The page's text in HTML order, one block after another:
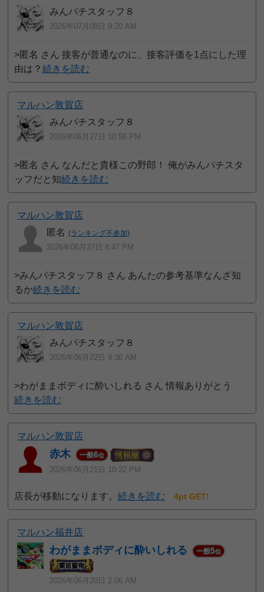
みんパチスタッフ８
2026年07月08日 9:20 AM
>匿名 さん 接客が普通なのに、接客評価を1点にした理
由は？続きを読む
マルハン敦賀店
みんパチスタッフ８
2026年06月27日 10:56 PM
>匿名 さん なんだと貴様この野郎！ 俺がみんパチスタ
ッフだと知続きを読む
マルハン敦賀店
匿名 (ランキング不参加)
2026年06月27日 8:47 PM
>みんパチスタッフ８ さん あんたの参考基準なんざ知
るか続きを読む
マルハン敦賀店
みんパチスタッフ８
2026年06月22日 9:36 AM
>わがままボディに酔いしれる さん 情報ありがとう
続きを読む
マルハン敦賀店
赤木 一般6位
2026年06月21日 10:22 PM
店長が移動になります。続きを読む 4pt GET!
マルハン福井店
わがままボディに酔いしれる 一般5位
2026年06月20日 2:06 AM